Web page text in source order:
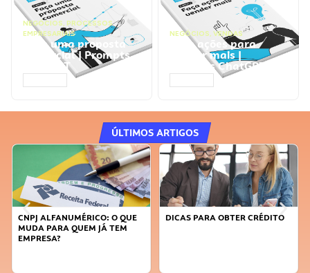
NEGÓCIOS, PROCESSOS
EMPRESARIAIS
Faça uma proposta
comercial | Prompts
ChatGPT
NEGÓCIOS, VENDAS
Faça ações para
vender mais |
Prompts ChatGPT
ÚLTIMOS ARTIGOS
O QUE
JÁ TEM
DICAS PARA OBTER CRÉDITO
FAÇA A DIFERENÇA: